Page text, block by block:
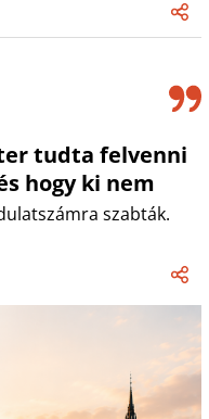
tudta felvenni
hogy ki nem
szabták.